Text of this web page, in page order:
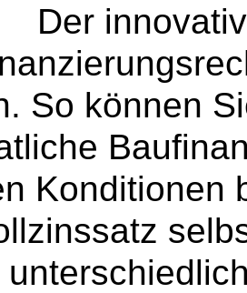
Der
So können
Konditionen